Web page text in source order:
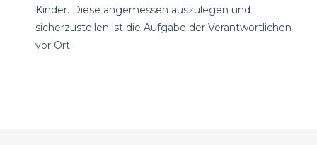
Kinder. Diese angemessen auszulegen und
sicherzustellen ist die Aufgabe der Verantwortlichen
vor Ort.